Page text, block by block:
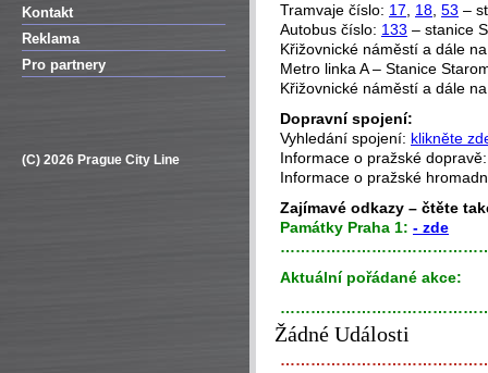
Kontakt
Reklama
Pro partnery
(C) 2026 Prague City Line
Tramvaje číslo: 17 18 53 –
Autobus číslo: 133 – stanice
Křižovnické náměstí a dále
Metro linka A – Stanice
Křižovnické náměstí a dále
Dopravní spojení:
Vyhledání spojení: klikněte
Informace o pražské
Informace o pražské
Zajímavé odkazy – čtěte
Památky Praha 1: - zde
Aktuální pořádané akce:
Žádné Události